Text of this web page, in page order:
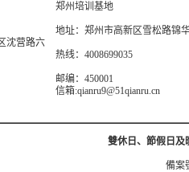
沈营路六
郑州培训基地
地址：郑州市高新区雪松路锦
热线：4008699035
邮编：450001
信箱:qianru9@51qianru.cn
雙休日、節假日及
備案